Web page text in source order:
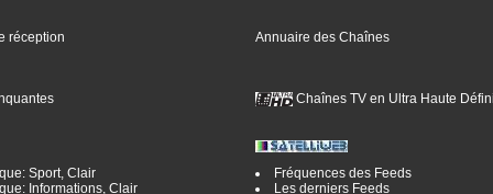
réception Annuaire des Chaînes
Chaînes TV en Ultra Haute
Sport, Clair
Informations, Clair
Fréquences des Feeds
Les derniers Feeds